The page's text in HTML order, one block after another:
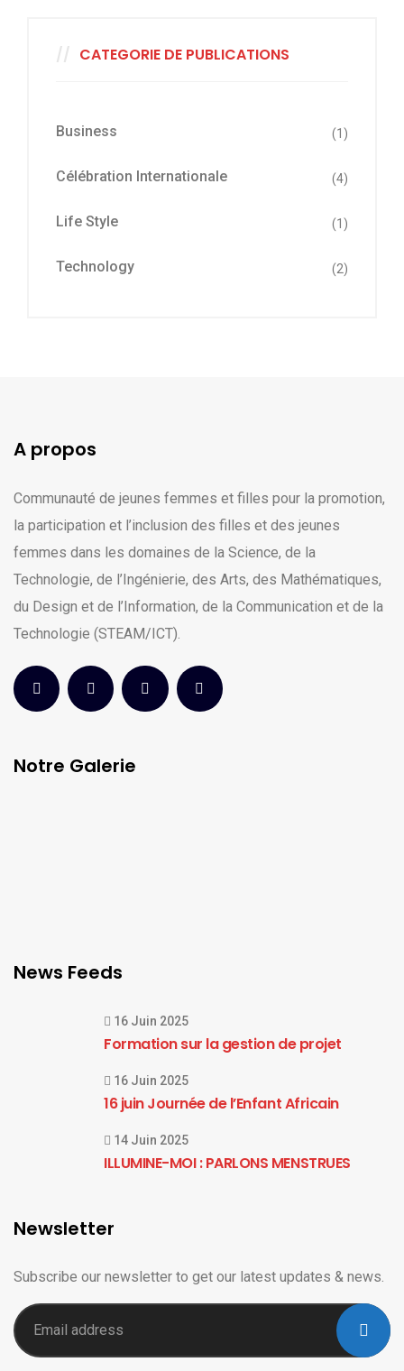
CATEGORIE DE PUBLICATIONS
Business (1)
Célébration Internationale (4)
Life Style (1)
Technology (2)
A propos
Communauté de jeunes femmes et filles pour la promotion,
la participation et l’inclusion des filles et des jeunes
femmes dans les domaines de la Science, de la
Technologie, de l’Ingénierie, des Arts, des Mathématiques,
du Design et de l’Information, de la Communication et de la
Technologie (STEAM/ICT).
Notre Galerie
News Feeds
16 Juin 2025
Formation sur la gestion de projet
16 Juin 2025
16 juin Journée de l’Enfant Africain
14 Juin 2025
ILLUMINE-MOI : PARLONS MENSTRUES
Newsletter
Subscribe our newsletter to get our latest updates & news.